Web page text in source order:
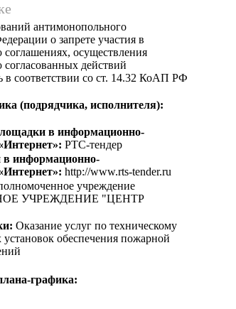
антимонопольного
о запрете участия в
осуществления
действий
в соответствии со ст. 14.32 КоАП РФ
(подрядчика, исполнителя):
в информационно-
РТС-тендер
в информационно-
http://www.rts-tender.ru
учреждение
УЧРЕЖДЕНИЕ "ЦЕНТР
Оказание услуг по техническому
обеспечения пожарной
графика: